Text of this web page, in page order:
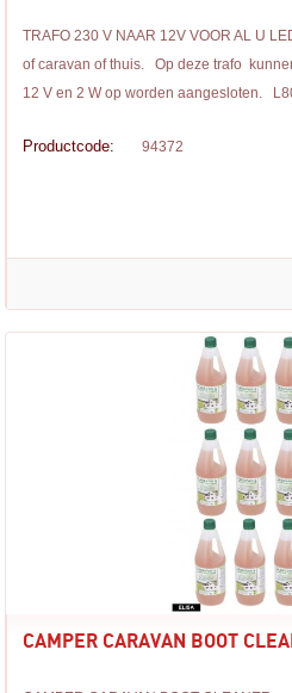
TRAFO 230 V NAAR 12V VOOR AL U
of caravan of thuis. Op deze trafo
12 V en 2 W op worden aangesloten.
Productcode: 94372
CAMPER CARAVAN BOOT